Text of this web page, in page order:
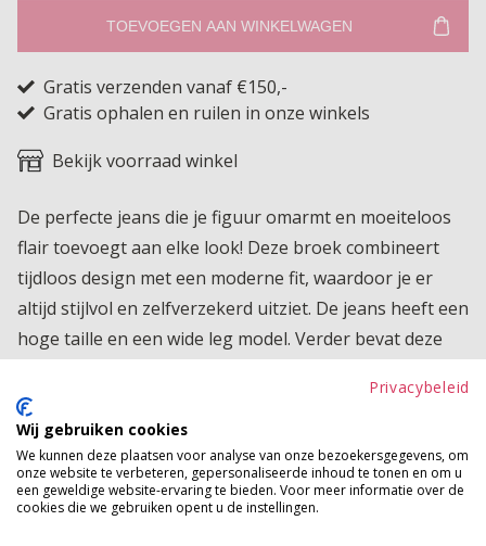
TOEVOEGEN AAN WINKELWAGEN
Gratis verzenden vanaf €150,-
Gratis ophalen en ruilen in onze winkels
Bekijk voorraad winkel
De perfecte jeans die je figuur omarmt en moeiteloos
flair toevoegt aan elke look! Deze broek combineert
tijdloos design met een moderne fit, waardoor je er
altijd stijlvol en zelfverzekerd uitziet. De jeans heeft een
hoge taille en een wide leg model. Verder bevat deze
Comfortabel, flatterend en eindeloos te combineren: dit
is jouw nieuwe favoriet.
Product kenmerken
Betaalinformatie
Privacybeleid
Wij gebruiken cookies
We kunnen deze plaatsen voor analyse van onze bezoekersgegevens, om
onze website te verbeteren, gepersonaliseerde inhoud te tonen en om u
een geweldige website-ervaring te bieden. Voor meer informatie over de
cookies die we gebruiken opent u de instellingen.